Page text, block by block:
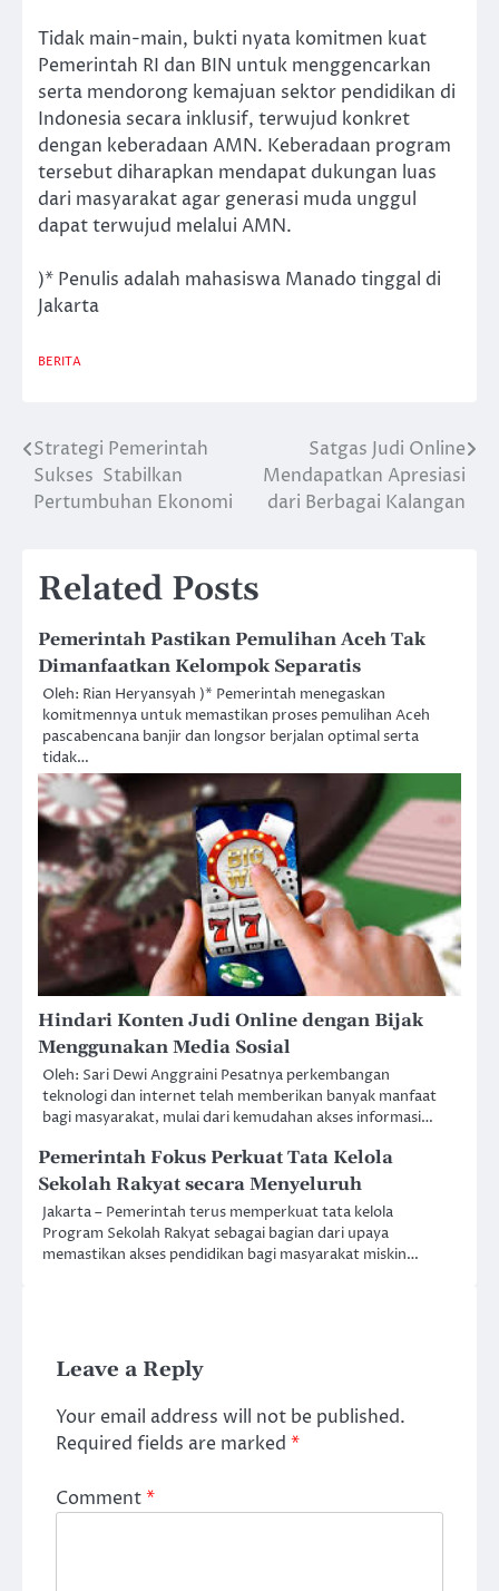
Tidak main-main, bukti nyata komitmen kuat
Pemerintah RI dan BIN untuk menggencarkan
serta mendorong kemajuan sektor pendidikan di
Indonesia secara inklusif, terwujud konkret
dengan keberadaan AMN. Keberadaan program
tersebut diharapkan mendapat dukungan luas
dari masyarakat agar generasi muda unggul
dapat terwujud melalui AMN.
)* Penulis adalah mahasiswa Manado tinggal di
Jakarta
BERITA
Post
navigation
Strategi Pemerintah
Sukses Stabilkan
Pertumbuhan Ekonomi
Satgas Judi Online
Mendapatkan Apresiasi
dari Berbagai Kalangan
Related Posts
Pemerintah Pastikan Pemulihan Aceh Tak
Dimanfaatkan Kelompok Separatis
Oleh: Rian Heryansyah )* Pemerintah menegaskan
komitmennya untuk memastikan proses pemulihan Aceh
pascabencana banjir dan longsor berjalan optimal serta
tidak…
Hindari Konten Judi Online dengan Bijak
Menggunakan Media Sosial
Oleh: Sari Dewi Anggraini Pesatnya perkembangan
teknologi dan internet telah memberikan banyak manfaat
bagi masyarakat, mulai dari kemudahan akses informasi…
Pemerintah Fokus Perkuat Tata Kelola
Sekolah Rakyat secara Menyeluruh
Jakarta – Pemerintah terus memperkuat tata kelola
Program Sekolah Rakyat sebagai bagian dari upaya
memastikan akses pendidikan bagi masyarakat miskin…
Leave a Reply
Your email address will not be published.
Required fields are marked *
Comment*